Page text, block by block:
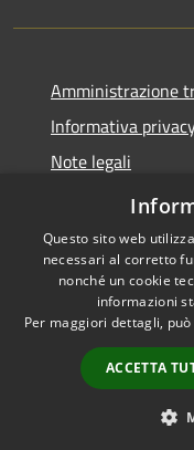
Amministrazione
Informativa
Note legali
Dichiarazione di
Accessibilità
Questo sito web
necessari al corretto
nonché un cookie
informazioni
Per maggiori dettagli,
ACCETTA